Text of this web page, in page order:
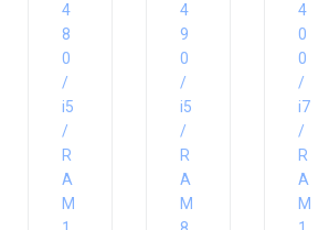
4
8
0
/
i5
/
R
A
M
4
9
0
/
i5
/
R
A
M
4
0
0
/
i7
/
R
A
M